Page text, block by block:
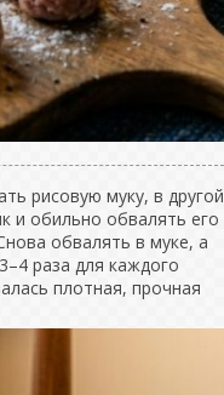
рисовую муку, в другой
и обильно обвалять его
обвалять в муке, а
раза для каждого
плотная, прочная